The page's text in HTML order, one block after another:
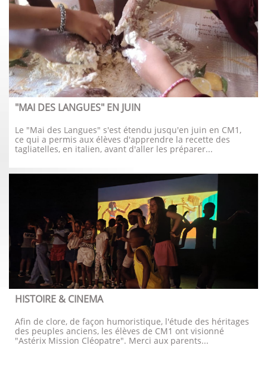
"MAI DES LANGUES" EN JUIN
Le "Mai des Langues" s'est étendu jusqu'en juin en CM1,
ce qui a permis aux élèves d'apprendre la recette des
tagliatelles, en italien, avant d'aller les préparer...
HISTOIRE & CINEMA
Afin de clore, de façon humoristique, l'étude des héritages
des peuples anciens, les élèves de CM1 ont visionné
"Astérix Mission Cléopatre". Merci aux parents...